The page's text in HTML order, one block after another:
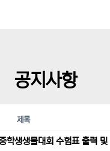
공지사항
제목